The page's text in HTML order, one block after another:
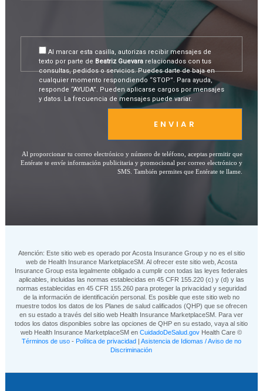
Al marcar esta casilla, autorizas recibir mensajes de
texto por parte de Beatriz Guevararelacionados con tus
consultas, pedidos o servicios. Puedes darte de baja en
cualquier momento respondiendo “STOP”. Para ayuda,
responde “AYUDA”. Pueden aplicarse cargos por mensajes
y datos. La frecuencia de mensajes puede variar.
ENVIAR
Al proporcionar tu correo electrónico y número de teléfono, aceptas permitir que
Entérate te envíe información publicitaria y promocional por correo electrónico y
SMS. También permites que Entérate te llame.
Atención: Este sitio web es operado por Acosta Insurance Group y no es el sitio
web de Health Insurance MarketplaceSM. Al ofrecer este sitio web, Acosta
Insurance Group esta legalmente obligado a cumplir con todas las leyes federales
aplicables, incluidas las normas establecidas en 45 CFR 155.220 (c) y (d) y las
normas establecidas en 45 CFR 155.260 para proteger la privacidad y seguridad
de la información de identificación personal. Es posible que este sitio web no
muestre todos los datos de los Planes de salud calificados (QHP) que se ofrecen
en su estado a través del sitio web Health Insurance MarketplaceSM. Para ver
todos los datos disponibles sobre las opciones de QHP en su estado, vaya al sitio
web Health Insurance MarketplaceSM enCuidadoDeSalud.gov Health Care ©
Términos de uso- Política de privacidad| Asistencia de Idiomas / Aviso de no
Discriminación